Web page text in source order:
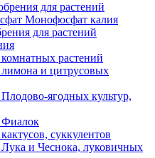
для растений
Монофосфат калия
для растений
растений
и цитрусовых
ягодных культур,
Фиалок
суккулентов
и Чеснока, луковичных